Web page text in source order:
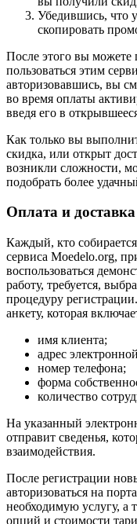
Убедившись, что
скопировать
После этого вы можете
пользоваться этим
авторизовавшись, вы
во время оплаты
введя его в
Как только вы
скидка, или открыт
возникли сложности,
подобрать более
Оплата и
Каждый, кто собирается
сервиса Moedelo.org,
воспользоваться
работу, требуется,
процедуру
анкету, которая
имя клиента;
адрес
номер телефона;
форма
количество
На указанный
отправит сведенья,
взаимодействия.
После регистрации
авторизоваться на
необходимую услугу, а
опций и стоимости